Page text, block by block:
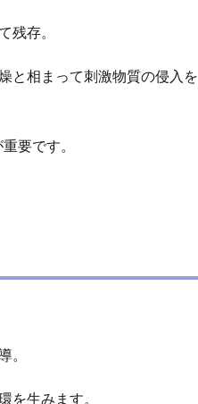
残存。
と相まって刺激物質の侵入を
要です。
。
を生みます。